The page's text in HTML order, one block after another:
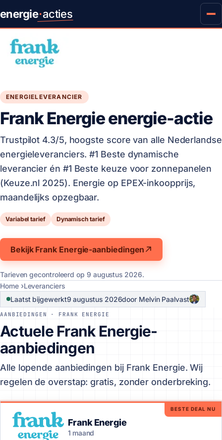
energie·acties
ENERGIELEVERANCIER
Frank Energie energie-actie
Trustpilot 4.3/5, hoogste score van alle Nederlandse
energieleveranciers. #1 Beste dynamische
leverancier én #1 Beste keuze voor zonnepanelen
(Keuze.nl 2025). Energie op EPEX-inkoopprijs,
maandelijks opzegbaar.
Variabel tarief Dynamisch tarief
Bekijk Frank Energie-aanbiedingen
Tarieven gecontroleerd op 9 augustus 2026.
Home
Leveranciers
Laatst bijgewerkt9 augustus 2026door Melvin Paalvast
AANBIEDINGEN · FRANK ENERGIE
Actuele Frank Energie-
aanbiedingen
Alle lopende aanbiedingen bij Frank Energie. Wij
regelen de overstap: gratis, zonder onderbreking.
BESTE DEAL NU
Frank Energie
1 maand